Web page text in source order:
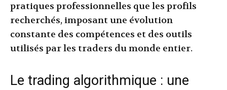
pratiques professionnelles que les profils
recherchés, imposant une évolution
constante des compétences et des outils
utilisés par les traders du monde entier.
Le trading algorithmique : une